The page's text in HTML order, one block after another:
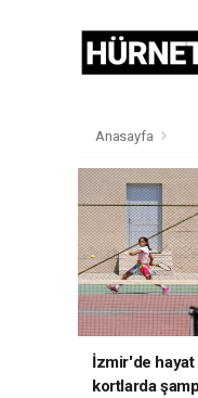
Anasayfa
İzmir'de hayat
kortlarda